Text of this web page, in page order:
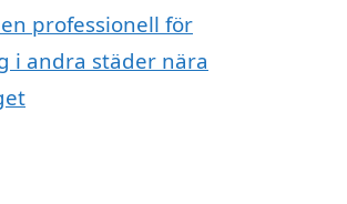
professionell för
i andra städer nära